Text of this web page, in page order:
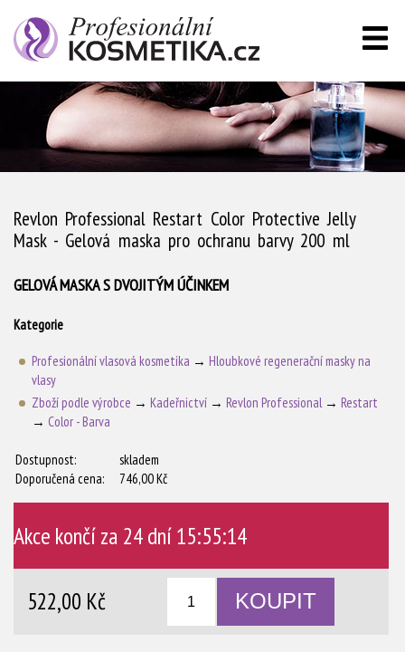
Revlon Professional Restart Color Protective Jelly
Mask - Gelová maska pro ochranu barvy 200 ml
GELOVÁ MASKA S DVOJITÝM ÚČINKEM
Kategorie
Profesionální vlasová kosmetika → Hloubkové regenerační masky na
vlasy
Zboží podle výrobce → Kadeřnictví→ Revlon Professional→ Restart
→ Color - Barva
Dostupnost:
skladem
Doporučená cena:
746,00 Kč
Akce končí za 24 dní 15:55:14
522,00 Kč